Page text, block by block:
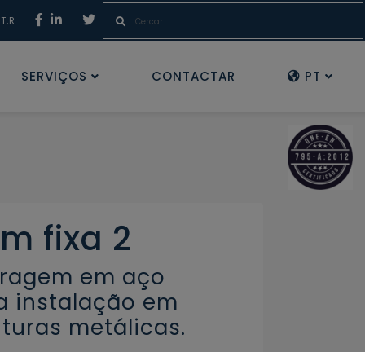
SERVIÇOS CONTACTAR PT
fixa 2
em aço
instalação em
metálicas.